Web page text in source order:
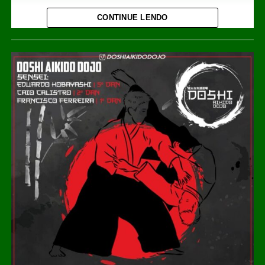
do veículo e bateu violentamente contra um poste às
margens da avenida.
fora do automóvel e morreu ainda no local. O veículo
ficou completamente destruído.
O impacto também atingiu uma residência próxima e
derrubou parte do muro frontal do imóvel.
A identidade da vítima ainda não foi divulgada.
Equipes de segurança foram acionadas para atender a
ocorrência e realizar os procedimentos necessários. As
circunstâncias que fizeram o motorista perder o controle
do veículo deverão ser investigadas pelas autoridades
competentes.Vítima foi arremessada para fora do veículo
e morreu ainda no local; acidente também derrubou muro
de uma residência
CONTINUE LENDO